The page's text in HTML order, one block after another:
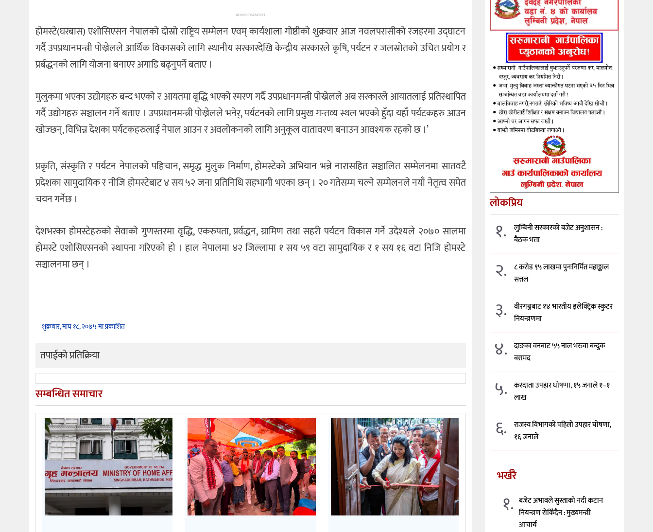
ADVERTISEMENT
होमस्टे(घरबास) एशोसिएसन नेपालको दोस्रो राष्ट्रिय सम्मेलन एवम् कार्यशाला गोष्ठीको शुक्रवार आज नवलपरासीको रजहरमा उद्घाटन
गर्दै उपप्रधानमन्त्री पोख्रेलले आर्थिक विकासको लागि स्थानीय सरकारदेखि केन्द्रीय सरकारले कृषि, पर्यटन र जलस्रोतको उचित प्रयोग र
प्रर्बद्धनको लागि योजना बनाएर अगाडि बढ्नुपर्ने बताए ।
मुलुकमा भएका उद्योगहरु बन्द भएको र आयतमा बृद्धि भएको स्मरण गर्दै उपप्रधानमन्त्री पोख्रेलले अब सरकारले आयातलाई प्रतिस्थापित
गर्दै उद्योगहरु सञ्चालन गर्ने बताए । उपप्रधानमन्त्री पोख्रेलले भनेर्, पर्यटनको लागि प्रमुख गन्तव्य स्थल भएको हुँदा यहाँ पर्यटकहरु आउन
खोज्छन्, विभिन्न देशका पर्यटकहरुलाई नेपाल आउन र अवलोकनको लागि अनुकूल वातावरण बनाउन आवश्यक रहको छ ।’
प्रकृति, संस्कृति र पर्यटन नेपालको पहिचान, समृद्ध मुलुक निर्माण, होमस्टेको अभियान भन्ने नारासहित सञ्चालित सम्मेलनमा सातवटै
प्रदेशका सामुदायिक र नीजि होमस्टेबाट ४ सय ५२ जना प्रतिनिधि सहभागी भएका छन् । २० गतेसम्म चल्ने सम्मेलनले नयाँ नेतृत्व समेत
चयन गर्नेछ ।
देशभरका होमस्टेहरुको सेवाको गुणस्तरमा वृद्धि, एकरुपता, प्रर्वद्धन, ग्रामिण तथा सहरी पर्यटन विकास गर्ने उदेश्यले २०७० सालमा
होमस्टे एशोसिएसनको स्थापना गरिएको हो । हाल नेपालमा ४२ जिल्लामा १ सय ५९ वटा सामुदायिक र १ सय १६ वटा निजि होमस्टे
सञ्चालनमा छन् ।
शुक्रबार, माघ १८, २०७५ मा प्रकाशित
तपाईको प्रतिक्रिया
सम्बन्धित समाचार
लोकप्रिय
१.
लुम्बिनी सरकारको बजेट अनुशासन :
बैठक भत्ता
२.
८ करोड ९५ लाखमा पुनःनिर्मित महाङ्काल
सत्तल
३.
वीरगञ्जबाट १४ भारतीय इलेक्ट्रिक स्कुटर
नियन्त्रणमा
४.
दाङका वनबाट ५५ नाल भरुवा बन्दुक
बरामद
५.
करदाता उपहार घोषणा, १५ जनाले १–१
लाख
६.
राजस्व विभागको पहिलो उपहार घोषणा,
१६ जनाले
भर्खरै
१. बजेट अभावले सुस्ताको नदी कटान
नियन्त्रण रोकिँदैन : मुख्यमन्त्री
आचार्य